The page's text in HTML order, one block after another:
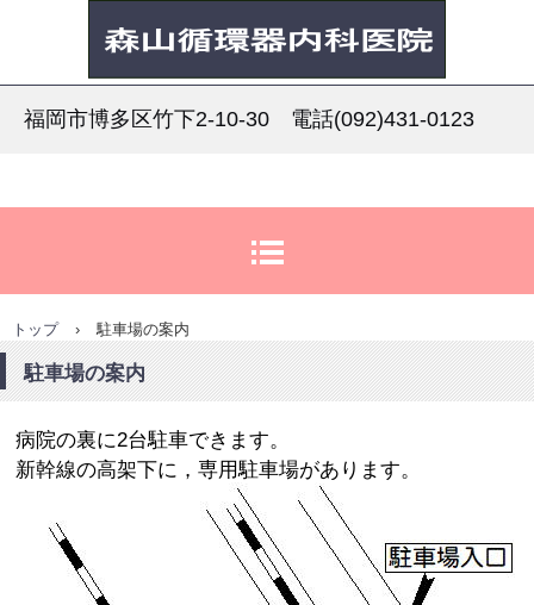
森山循環器内科医院
福岡市博多区竹下2-10-30 電話(092)431-0123
トップ › 駐車場の案内
駐車場の案内
病院の裏に2台駐車できます。
新幹線の高架下に，専用駐車場があります。